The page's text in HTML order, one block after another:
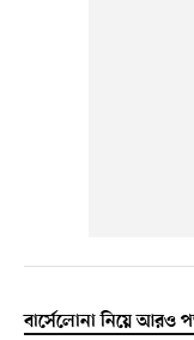
বার্সেলোনা নিয়ে আরও